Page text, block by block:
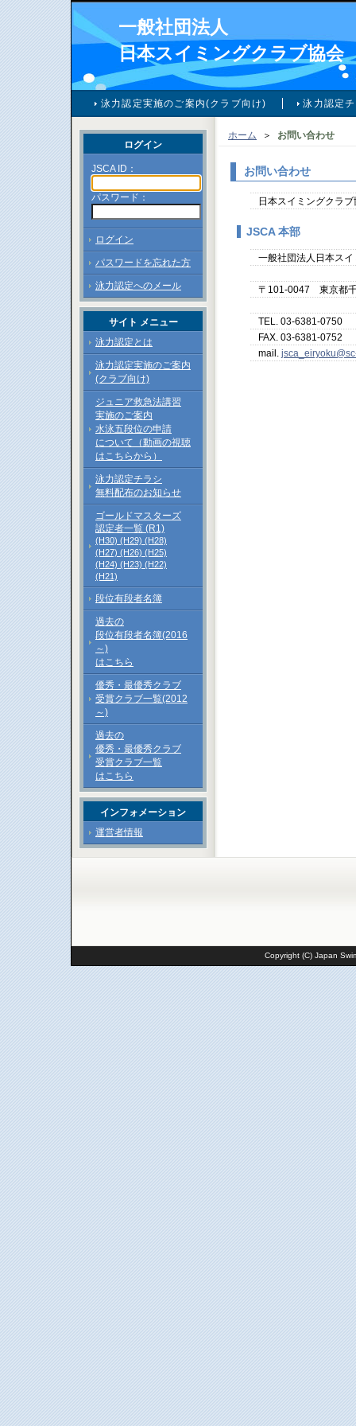
一般社団法人
日本スイミングクラブ協会
泳力認定実施のご案内(クラブ向け) 泳力認定
ホーム ＞ お問い合わせ
お問い合わせ
日本スイミングクラ
JSCA 本部
一般社団法人日本ス
〒101-0047 東京都
TEL. 03-6381-0750
FAX. 03-6381-0752
mail.
ログイン
JSCA ID：
パスワード：
ログイン
パスワードを忘れた方
泳力認定へのメール
サイト メニュー
泳力認定とは
泳力認定実施のご案内
(クラブ向け)
ジュニア救急法講習
実施のご案内
水泳五段位の申請
について（動画の視聴
はこちらから）
泳力認定チラシ
無料配布のお知らせ
ゴールドマスターズ
認定者一覧 (R1)
(H30) (H29) (H28)
(H27) (H26) (H25)
(H24) (H23) (H22)
(H21)
段位有段者名簿
過去の
段位有段者名簿(2016
～)
はこちら
優秀・最優秀クラブ
受賞クラブ一覧(2012
～)
過去の
優秀・最優秀クラブ
受賞クラブ一覧
はこちら
インフォメーション
運営者情報
Copyright (C) Japan